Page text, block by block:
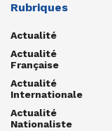
Rubriques
Actualité
Actualité
Française
Actualité
Internationale
Actualité
Nationaliste